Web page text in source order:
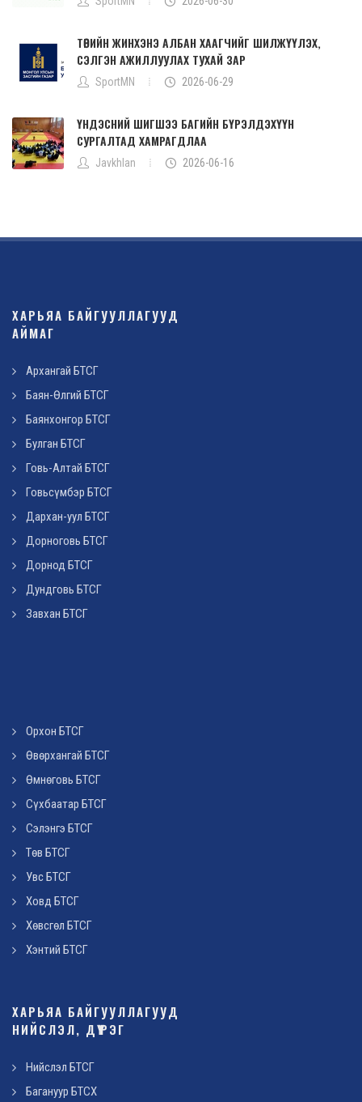
ТӨРИЙН ЖИНХЭНЭ АЛБАН ХААГЧИЙГ ШИЛЖҮҮЛЭХ,
СЭЛГЭН АЖИЛЛУУЛАХ ТУХАЙ ЗАР
SportMN 2026-06-29
ҮНДЭСНИЙ ШИГШЭЭ БАГИЙН БҮРЭЛДЭХҮҮН
СУРГАЛТАД ХАМРАГДЛАА
Javkhlan 2026-06-16
ХАРЬЯА БАЙГУУЛЛАГУУД
АЙМАГ
Архангай БТСГ
Баян-Өлгий БТСГ
Баянхонгор БТСГ
Булган БТСГ
Говь-Алтай БТСГ
Говьсүмбэр БТСГ
Дархан-уул БТСГ
Дорноговь БТСГ
Дорнод БТСГ
Дундговь БТСГ
Завхан БТСГ
Орхон БТСГ
Өвөрхангай БТСГ
Өмнөговь БТСГ
Сүхбаатар БТСГ
Сэлэнгэ БТСГ
Төв БТСГ
Увс БТСГ
Ховд БТСГ
Хөвсгөл БТСГ
Хэнтий БТСГ
ХАРЬЯА БАЙГУУЛЛАГУУД
НИЙСЛЭЛ, ДҮҮРЭГ
Нийслэл БТСГ
Багануур БТСХ